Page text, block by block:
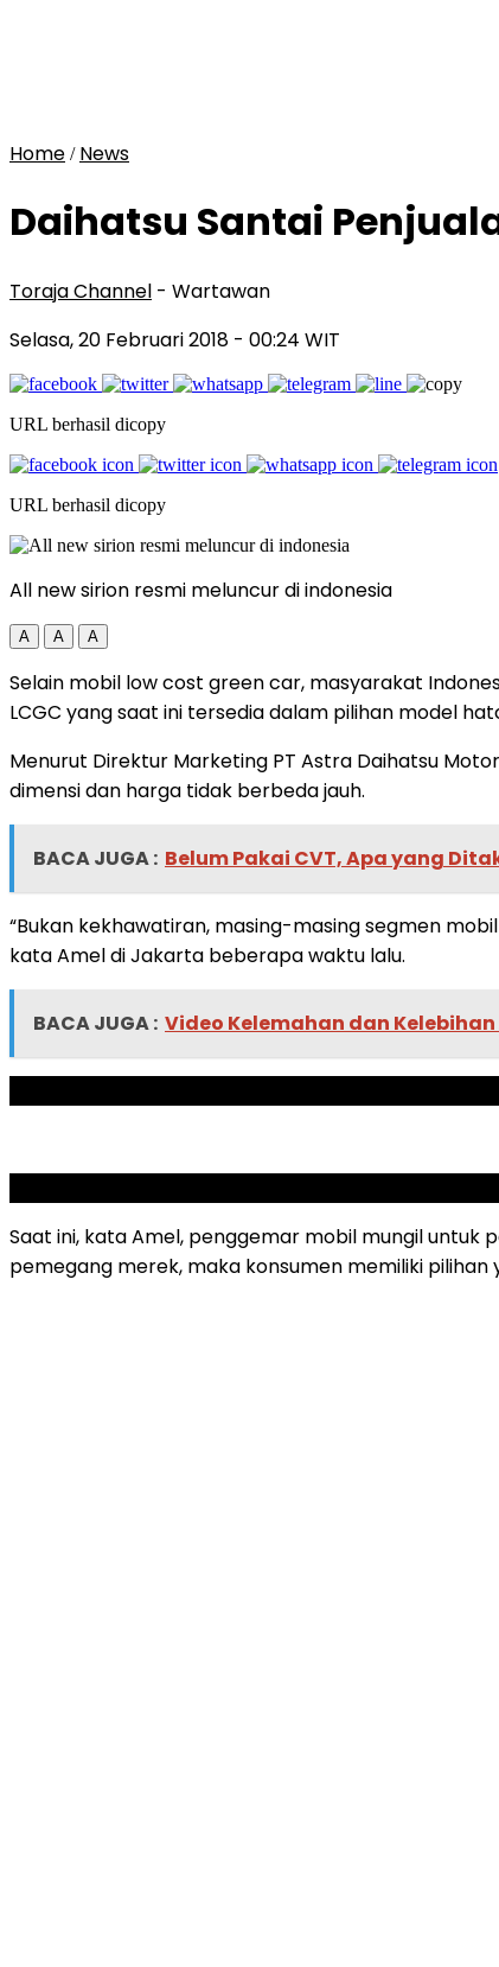
Home / News
Daihatsu Santai
Toraja Channel - Wartawan
Selasa, 20 Februari 2018 - 00:24 WIT
URL berhasil dicopy
URL berhasil dicopy
All new sirion resmi meluncur di indonesia
A A A
Selain mobil low cost green car, masyarakat
LCGC yang saat ini tersedia dalam pilihan model
Menurut Direktur Marketing PT Astra Daihatsu
dimensi dan harga tidak berbeda jauh.
BACA JUGA : Belum Pakai CVT, Apa yang
“Bukan kekhawatiran, masing-masing segmen
kata Amel di Jakarta beberapa waktu lalu.
BACA JUGA : Video Kelemahan dan Kelebihan
Saat ini, kata Amel, penggemar mobil mungil
pemegang merek, maka konsumen memiliki pilihan